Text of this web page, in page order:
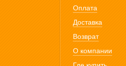
Оплата
Доставка
Возврат
О компании